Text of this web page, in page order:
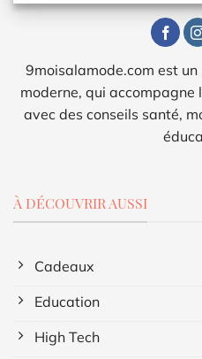
9moisalamode.com est
moderne, qui accompagne
avec des conseils santé,
À DÉCOUVRIR AUSSI
Cadeaux
Education
High Tech